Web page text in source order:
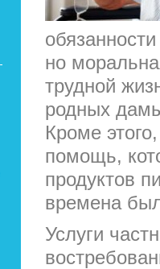
но
трудной
родных
Кроме
помощь,
продуктов
времена
Услуги